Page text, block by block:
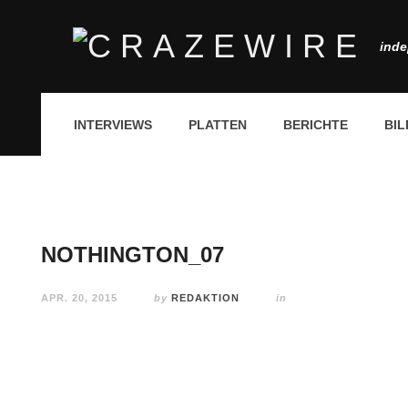
INTERVIEWS PLATTEN BERICHTE
NOTHINGTON_07
APR. 20, 2015 by REDAKTION in